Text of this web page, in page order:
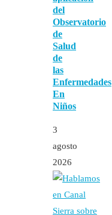
del
Observatorio
de
Salud
de
las
Enfermedades
En
Niños
3
agosto
2026